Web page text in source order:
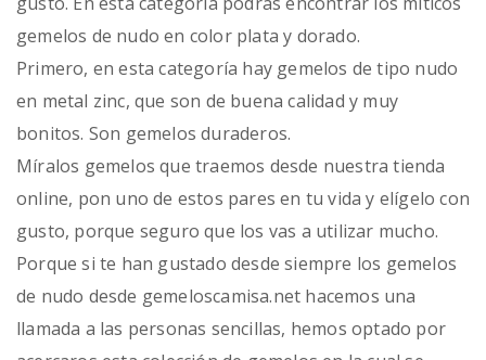
gemelos de nudo en color plata y dorado.
Primero, en esta categoría hay gemelos de tipo nudo
en metal zinc, que son de buena calidad y muy
bonitos. Son gemelos duraderos.
Míralos gemelos que traemos desde nuestra tienda
online, pon uno de estos pares en tu vida y elígelo con
gusto, porque seguro que los vas a utilizar mucho.
Porque si te han gustado desde siempre los gemelos
de nudo desde gemeloscamisa.net hacemos una
llamada a las personas sencillas, hemos optado por